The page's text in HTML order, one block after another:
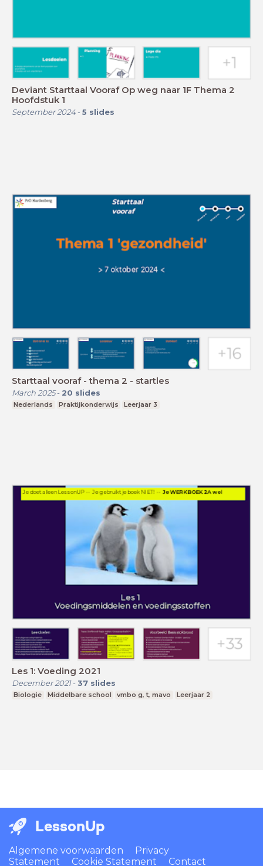
Deviant Starttaal Vooraf Op weg naar 1F Thema 2
Hoofdstuk 1
September 2024- 5 slides
Starttaal vooraf - thema 2 - startles
March 2025- 20 slides
Nederlands Praktijkonderwijs Leerjaar 3
Les 1: Voeding 2021
December 2021- 37 slides
Biologie Middelbare school vmbo g, t, mavo Leerjaar 2
LessonUp
Algemene voorwaarden
Privacy
Statement
Cookie Statement Contact